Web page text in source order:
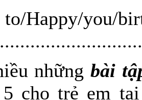
you/
nhữngbài
cho trẻ em tại